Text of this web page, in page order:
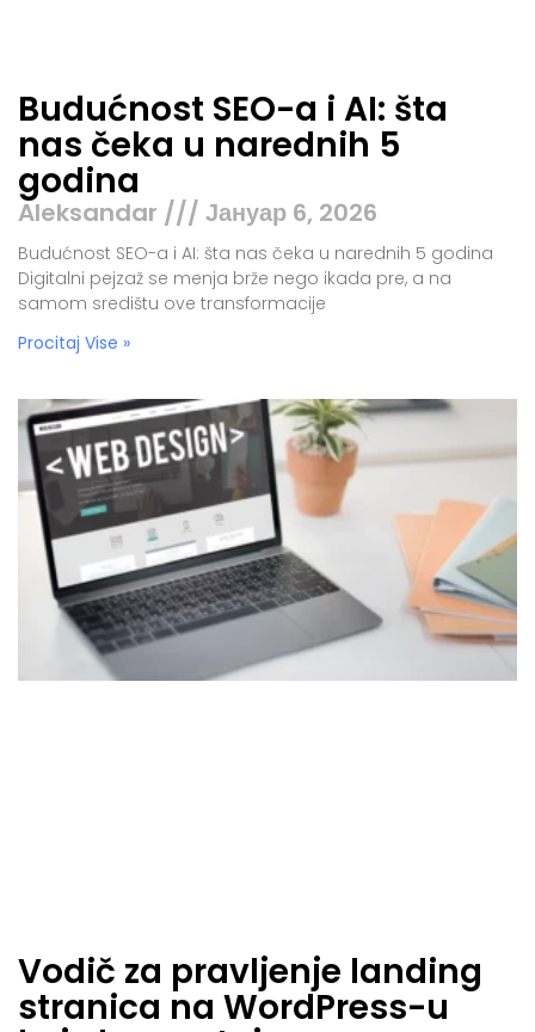
Budućnost SEO-a i AI: šta
nas čeka u narednih 5
godina
Aleksandar Јануар 6, 2026
Budućnost SEO-a i AI: šta nas čeka u narednih 5 godina
Digitalni pejzaž se menja brže nego ikada pre, a na
samom središtu ove transformacije
Procitaj Vise »
Vodič za pravljenje landing
stranica na WordPress-u